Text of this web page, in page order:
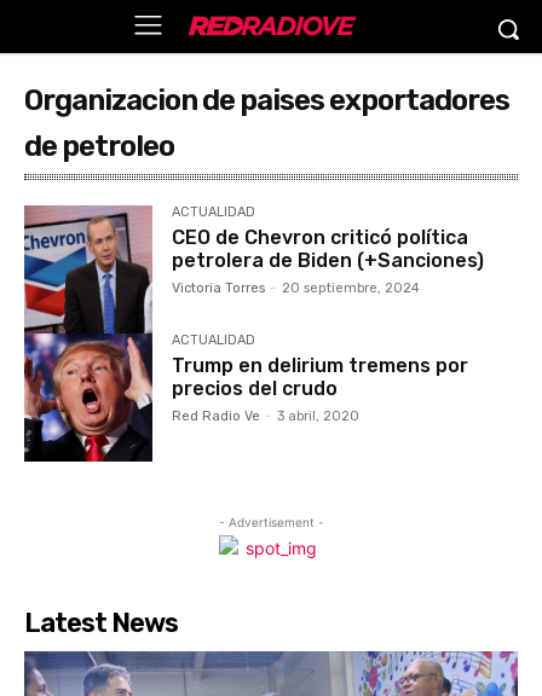
Organizacion de paises exportadores
de petroleo
ACTUALIDAD
CEO de Chevron criticó política
petrolera de Biden (+Sanciones)
Victoria Torres - 20 septiembre, 2024
ACTUALIDAD
Trump en delirium tremens por
precios del crudo
Red Radio Ve - 3 abril, 2020
- Advertisement -
Latest News